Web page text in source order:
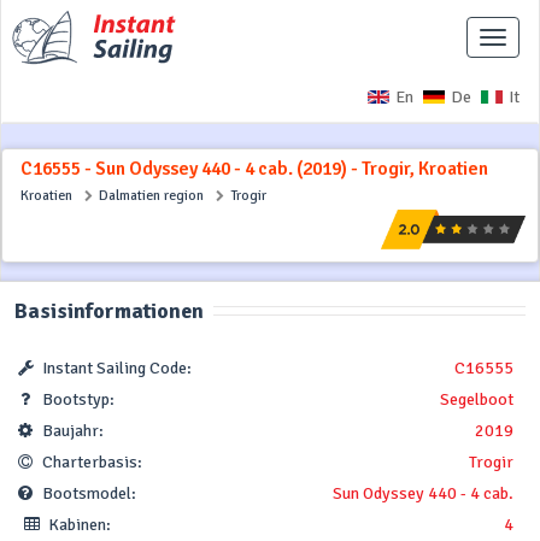
En De It
C16555 - Sun Odyssey 440 - 4 cab. (2019) - Trogir, Kroatien
Kroatien Dalmatien region Trogir
Basisinformationen
Instant Sailing Code:
C16555
Bootstyp:
Segelboot
Baujahr:
2019
Charterbasis:
Trogir
Bootsmodel:
Sun Odyssey 440 - 4 cab.
Kabinen:
4